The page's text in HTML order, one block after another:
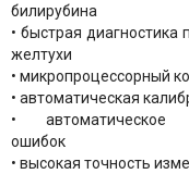
билирубина
• быстрая диагностика
желтухи
• микропроцессорный
• автоматическая
• автоматическое
ошибок
• высокая точность